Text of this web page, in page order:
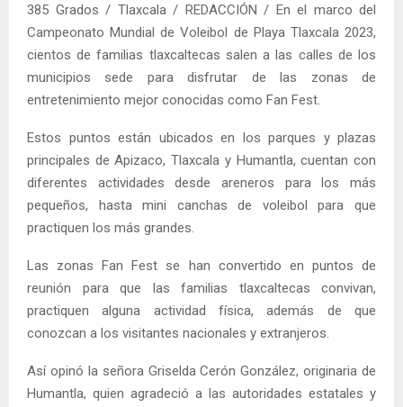
385 Grados / Tlaxcala / REDACCIÓN / En el marco del
Campeonato Mundial de Voleibol de Playa Tlaxcala 2023,
cientos de familias tlaxcaltecas salen a las calles de los
municipios sede para disfrutar de las zonas de
entretenimiento mejor conocidas como Fan Fest.
Estos puntos están ubicados en los parques y plazas
principales de Apizaco, Tlaxcala y Humantla, cuentan con
diferentes actividades desde areneros para los más
pequeños, hasta mini canchas de voleibol para que
practiquen los más grandes.
Las zonas Fan Fest se han convertido en puntos de
reunión para que las familias tlaxcaltecas convivan,
practiquen alguna actividad física, además de que
conozcan a los visitantes nacionales y extranjeros.
Así opinó la señora Griselda Cerón González, originaria de
Humantla, quien agradeció a las autoridades estatales y